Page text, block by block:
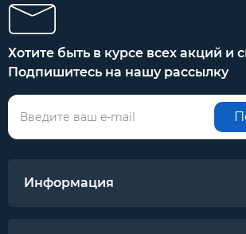
Хотите быть в курсе всех акций и
Подпишитесь на нашу рассылку
Информация